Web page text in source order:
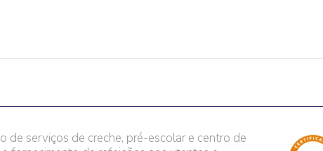
de serviços de creche, pré-escolar e centro de